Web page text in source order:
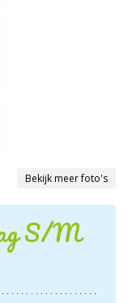
Bekijk meer foto's
S/M